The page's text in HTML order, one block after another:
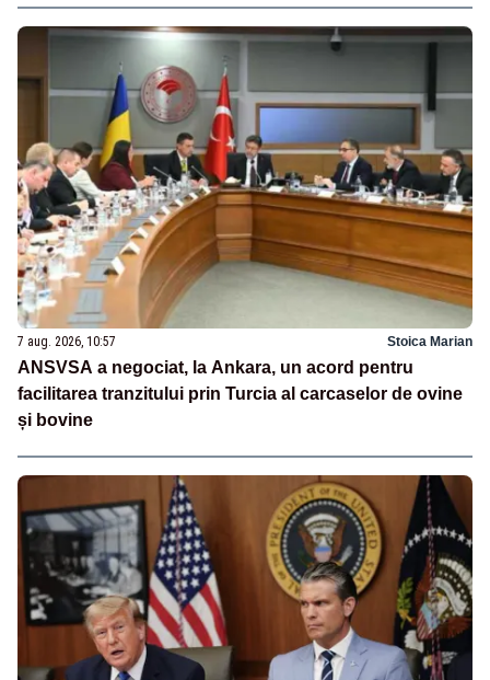
7 aug. 2026, 10:57 Stoica Marian
ANSVSA a negociat, la Ankara, un acord pentru
facilitarea tranzitului prin Turcia al carcaselor de ovine
și bovine